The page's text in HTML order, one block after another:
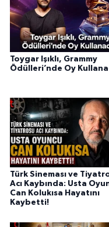
Toygar Işıklı, Grammy
Ödülleri’nde Oy
Türk Sineması ve
Acı Kaybında: Usta
Can Kolukısa Hayatını
Kaybetti!